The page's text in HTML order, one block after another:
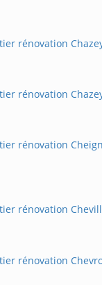
rénovation
rénovation
rénovation
rénovation
rénovation